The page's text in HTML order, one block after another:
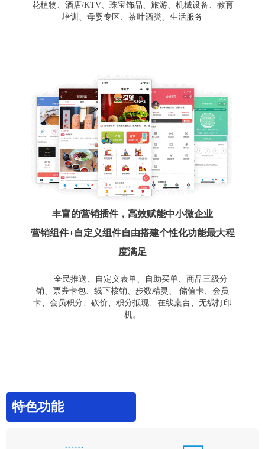
花植物、酒店/KTV、珠宝饰品、旅游、机械设备、教育
培训、母婴专区、茶叶酒类、生活服务
丰富的营销插件，高效赋能中小微企业
营销组件+自定义组件自由搭建个性化功能最大程
度满足
全民推送、自定义表单、自助买单、商品三级分
销、票券卡包、线下核销、步数精灵、 储值卡、会员
卡、会员积分、砍价、积分抵现、在线桌台、无线打印
机。
特色功能